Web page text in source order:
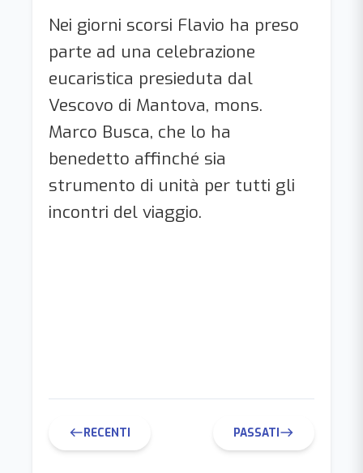
Nei giorni scorsi Flavio ha preso
parte ad una celebrazione
eucaristica presieduta dal
Vescovo di Mantova, mons.
Marco Busca, che lo ha
benedetto affinché sia
strumento di unità per tutti gli
incontri del viaggio.
westRECENTI PASSATIeast